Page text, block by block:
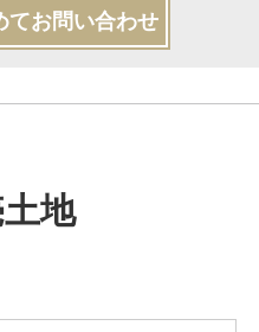
てお問い合わせ
地